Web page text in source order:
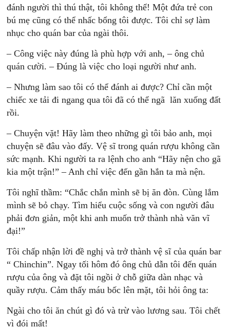
đánh người thì thú thật, tôi không thể! Một đứa trẻ con
bú mẹ cũng có thể nhấc bổng tôi được. Tôi chỉ sợ làm
nhục cho quán bar của ngài thôi.
– Công việc này đúng là phù hợp với anh, – ông chủ
quán cười. – Đúng là việc cho loại người như anh.
– Nhưng làm sao tôi có thể đánh ai được? Chỉ cần một
chiếc xe tải đi ngang qua tôi đã có thể ngã lăn xuống đất
rồi.
– Chuyện vặt! Hãy làm theo những gì tôi bảo anh, mọi
chuyện sẽ đâu vào đấy. Vệ sĩ trong quán rượu không cần
sức mạnh. Khi người ta ra lệnh cho anh “Hãy nện cho gã
kia một trận!” – Anh chỉ việc đến gần hắn ta mà nện.
Tôi nghĩ thầm: “Chắc chắn mình sẽ bị ăn đòn. Cùng lắm
mình sẽ bỏ chạy. Tìm hiểu cuộc sống và con người đâu
phải đơn giản, một khi anh muốn trở thành nhà văn vĩ
đại!”
Tôi chấp nhận lời đề nghị và trở thành vệ sĩ của quán bar
“ Chinchin”. Ngay tối hôm đó ông chủ dẫn tôi đến quán
rượu của ông và đặt tôi ngồi ở chỗ giữa dàn nhạc và
quầy rượu. Cảm thấy máu bốc lên mặt, tôi hỏi ông ta:
Ngài cho tôi ăn chút gì đó và trừ vào lương sau. Tôi chết
vì đói mất!